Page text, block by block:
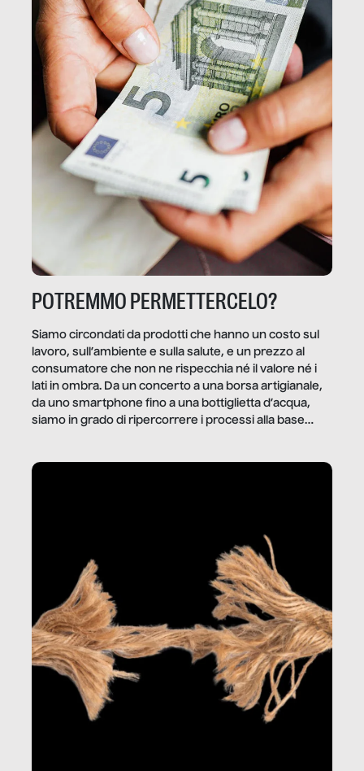
POTREMMO PERMETTERCELO?
Siamo circondati da prodotti che hanno un costo sul
lavoro, sull’ambiente e sulla salute, e un prezzo al
consumatore che non ne rispecchia né il valore né i
lati in ombra. Da un concerto a una borsa artigianale,
da uno smartphone fino a una bottiglietta d’acqua,
siamo in grado di ripercorrere i processi alla base
dietro gli oggetti e i servizi che fanno la nostra vita